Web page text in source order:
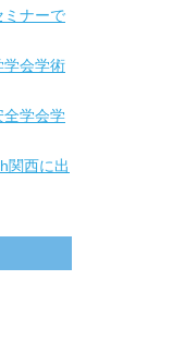
ミナーで
学会学術
全学会学
関西に出